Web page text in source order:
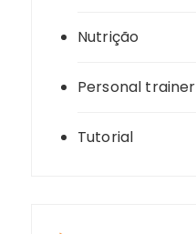
Nutrição
Personal trainer
Tutorial